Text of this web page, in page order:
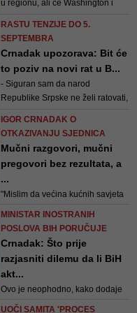
u regionu, ali će Washington i
reformama u BiH nastavi, napisao
je Crnadak
RASTU TENZIJE DO 5.
SEPTEMBRA
Crnadak upozorava: Bit će
to poziv na novi rat u B...
- Siguran sam da narod
Republike Srpske ne želi ratovati,
zbog interesa SNSD-a i njihovih
koalicionih partnera – naveo je
Crnadak
IGOR CRNADAK O
OTKAZIVANJU SJEDNICA
Mučni razgovori, mučni
pregovori bez rezultata, a
...
"Mislim da većina kućnih savjeta
danas Predsjedništvo, vrlo ružno i
nadam se da se ovo nikad neće
ponoviti" - kazao je Crnadak
MINISTAR INOSTRANIH
POSLOVA BIH PORUČUJE
Crnadak: Što prije
razjasniti dilemu da li BiH
akt...
Ovo je neophodno, kako dodaje
ministar, ne samo zbog
UOČI SAMITA 'PROCES